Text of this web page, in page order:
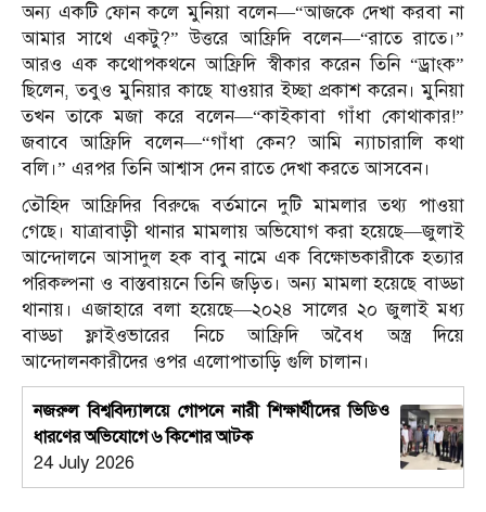
অন্য একটি ফোন কলে মুনিয়া বলেন—“আজকে দেখা করবা না
আমার সাথে একটু?” উত্তরে আফ্রিদি বলেন—“রাতে রাতে।”
আরও এক কথোপকথনে আফ্রিদি স্বীকার করেন তিনি “ড্রাংক”
ছিলেন, তবুও মুনিয়ার কাছে যাওয়ার ইচ্ছা প্রকাশ করেন। মুনিয়া
তখন তাকে মজা করে বলেন—“কাইকাবা গাঁধা কোথাকার!”
জবাবে আফ্রিদি বলেন—“গাঁধা কেন? আমি ন্যাচারালি কথা
বলি।” এরপর তিনি আশ্বাস দেন রাতে দেখা করতে আসবেন।
তৌহিদ আফ্রিদির বিরুদ্ধে বর্তমানে দুটি মামলার তথ্য পাওয়া
গেছে। যাত্রাবাড়ী থানার মামলায় অভিযোগ করা হয়েছে—জুলাই
আন্দোলনে আসাদুল হক বাবু নামে এক বিক্ষোভকারীকে হত্যার
পরিকল্পনা ও বাস্তবায়নে তিনি জড়িত। অন্য মামলা হয়েছে বাড্ডা
থানায়। এজাহারে বলা হয়েছে—২০২৪ সালের ২০ জুলাই মধ্য
বাড্ডা ফ্লাইওভারের নিচে আফ্রিদি অবৈধ অস্ত্র দিয়ে
আন্দোলনকারীদের ওপর এলোপাতাড়ি গুলি চালান।
নজরুল বিশ্ববিদ্যালয়ে গোপনে নারী শিক্ষার্থীদের ভিডিও
ধারণের অভিযোগে ৬ কিশোর আটক
24 July 2026